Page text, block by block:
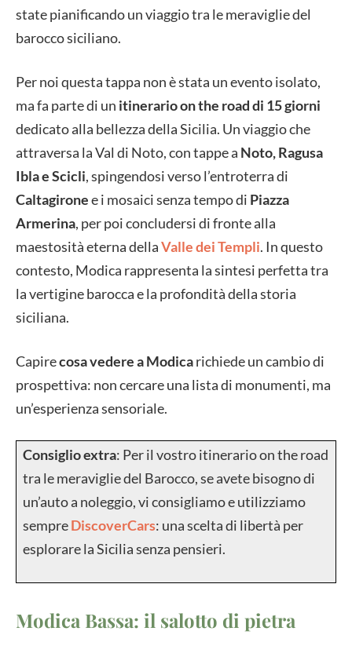
state pianificando un viaggio tra le meraviglie del
barocco siciliano.
Per noi questa tappa non è stata un evento isolato,
ma fa parte di un itinerario on the road di 15 giorni
dedicato alla bellezza della Sicilia. Un viaggio che
attraversa la Val di Noto, con tappe a Noto, Ragusa
Ibla e Scicli, spingendosi verso l’entroterra di
Caltagironee i mosaici senza tempo di Piazza
Armerina, per poi concludersi di fronte alla
maestosità eterna dellaValle dei Templi. In questo
contesto, Modica rappresenta la sintesi perfetta tra
la vertigine barocca e la profondità della storia
siciliana.
Capirecosa vedere a Modicarichiede un cambio di
prospettiva: non cercare una lista di monumenti, ma
un’esperienza sensoriale.
Consiglio extra: Per il vostro itinerario on the road
tra le meraviglie del Barocco, se avete bisogno di
un’auto a noleggio, vi consigliamo e utilizziamo
sempreDiscoverCars: una scelta di libertà per
esplorare la Sicilia senza pensieri.
Modica Bassa: il salotto di pietra